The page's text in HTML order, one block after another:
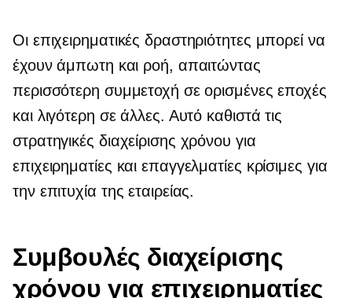
Οι επιχειρηματικές δραστηριότητες μπορεί να
έχουν άμπωτη και ροή, απαιτώντας
περισσότερη συμμετοχή σε ορισμένες εποχές
και λιγότερη σε άλλες. Αυτό καθιστά τις
στρατηγικές διαχείρισης χρόνου για
επιχειρηματίες και επαγγελματίες κρίσιμες για
την επιτυχία της εταιρείας.
Συμβουλές διαχείρισης
χρόνου για επιχειρηματίες